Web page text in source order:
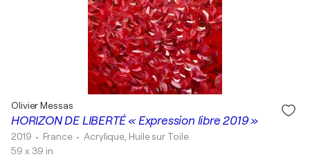
HORIZON DE LIBERTÉ « Expression libre 2019 »
Olivier Messas
2019 • France •Acrylique, Huile sur Toile
59 x 39 in